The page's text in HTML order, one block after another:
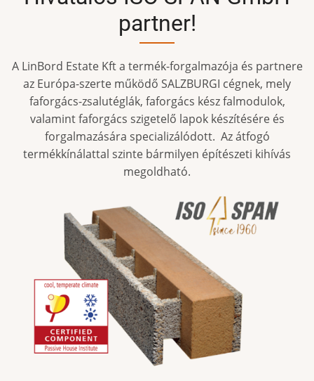
partner!
A LinBord Estate Kft a termék-forgalmazója és partnere
az Európa-szerte működő SALZBURGI cégnek, mely
faforgács-zsalutéglák, faforgács kész falmodulok,
valamint faforgács szigetelő lapok készítésére és
forgalmazására specializálódott. Az átfogó
termékkínálattal szinte bármilyen építészeti kihívás
megoldható.